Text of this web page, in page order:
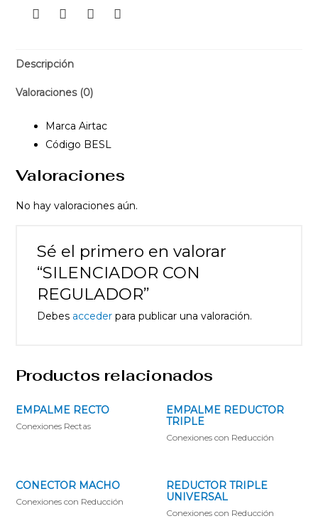
Descripción
Valoraciones (0)
Marca Airtac
Código BESL
Valoraciones
No hay valoraciones aún.
Sé el primero en valorar
“SILENCIADOR CON
REGULADOR”
Debes accederpara publicar una valoración.
Productos relacionados
EMPALME RECTO
Conexiones Rectas
EMPALME REDUCTOR
TRIPLE
Conexiones con Reducción
CONECTOR MACHO
Conexiones con Reducción
REDUCTOR TRIPLE
UNIVERSAL
Conexiones con Reducción